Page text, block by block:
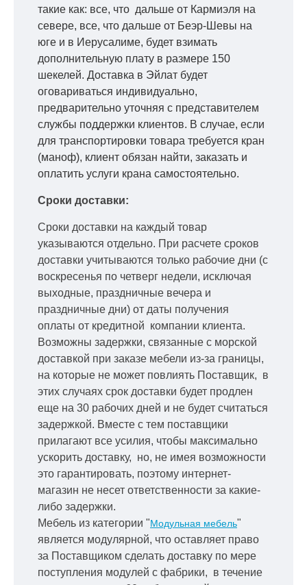
такие как: все, что дальше от Кармиэля на
севере, все, что дальше от Беэр-Шевы на
юге и в Иерусалиме, будет взимать
дополнительную плату в размере 150
шекелей. Доставка в Эйлат будет
оговариваться индивидуально,
предварительно уточняя с представителем
службы поддержки клиентов. В случае, если
для транспортировки товара требуется кран
(маноф), клиент обязан найти, заказать и
оплатить услуги крана самостоятельно.
Сроки доставки:
Сроки доставки на каждый товар
указываются отдельно. При расчете сроков
доставки учитываются только рабочие дни (с
воскресенья по четверг недели, исключая
выходные, праздничные вечера и
праздничные дни) от даты получения
оплаты от кредитной компании клиента.
Возможны задержки, связанные с морской
доставкой при заказе мебели из-за границы,
на которые не может повлиять Поставщик, в
этих случаях срок доставки будет продлен
еще на 30 рабочих дней и не будет считаться
задержкой. Вместе с тем поставщики
прилагают все усилия, чтобы максимально
ускорить доставку, но, не имея возможности
это гарантировать, поэтому интернет-
магазин не несет ответственности за какие-
либо задержки.
Мебель из категории "Модульная мебель"
является модулярной, что оставляет право
за Поставщиком сделать доставку по мере
поступления модулей с фабрики, в течение